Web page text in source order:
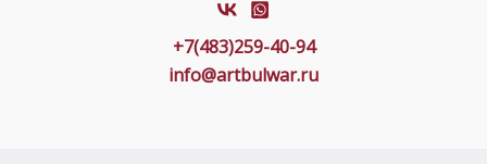
+7(483)259-40-94
info@artbulwar.ru